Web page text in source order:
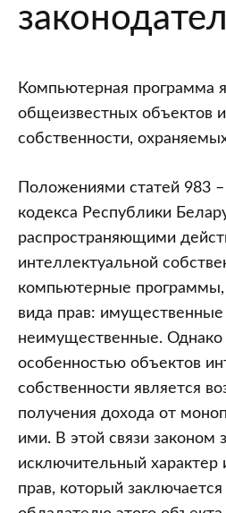
Компьютерная программа
общеизвестных объектов
собственности,
Положениями статей 983
кодекса Республики
распространяющими
интеллектуальной
компьютерные программы,
вида прав: имущественные
неимущественные. Однако
особенностью объектов
собственности является
получения дохода от
ими. В этой связи законом
исключительный
прав, который